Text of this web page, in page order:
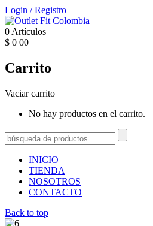
Login /Registro
0 Artículos
$ 0 00
Carrito
Vaciar carrito
No hay productos en el carrito.
INICIO
TIENDA
NOSOTROS
CONTACTO
Back to top